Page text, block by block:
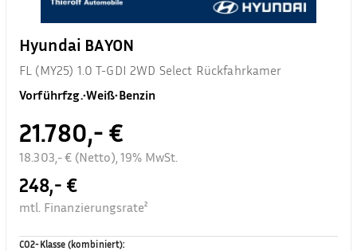
Hyundai BAYON
FL (MY25) 1.0 T-GDI 2WD Select Rückfahrkamer
Vorführfzg.•Weiß•Benzin
21.780,- €
18.303,- € (Netto), 19% MwSt.
248,- €
mtl. Finanzierungsrate²
CO2-Klasse (kombiniert):